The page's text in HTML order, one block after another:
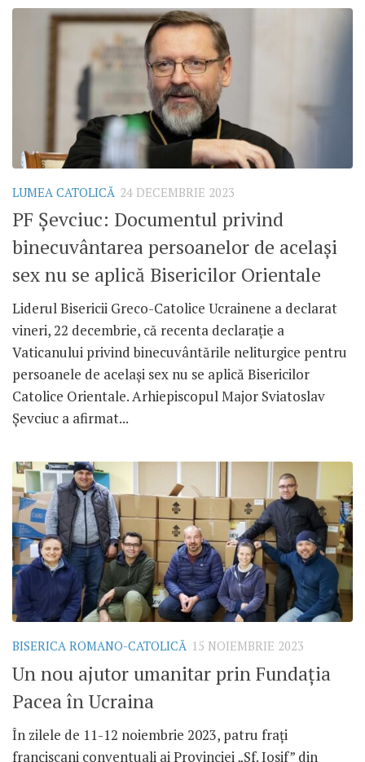
LUMEA CATOLICĂ 24 DECEMBRIE 2023
PF Șevciuc: Documentul privind
binecuvântarea persoanelor de același
sex nu se aplică Bisericilor Orientale
Liderul Bisericii Greco-Catolice Ucrainene a declarat
vineri, 22 decembrie, că recenta declarație a
Vaticanului privind binecuvântările neliturgice pentru
persoanele de același sex nu se aplică Bisericilor
Catolice Orientale. Arhiepiscopul Major Sviatoslav
Șevciuc a afirmat...
BISERICA ROMANO-CATOLICĂ 15 NOIEMBRIE 2023
Un nou ajutor umanitar prin Fundația
Pacea în Ucraina
În zilele de 11-12 noiembrie 2023, patru frați
franciscani conventuali ai Provinciei „Sf. Iosif” din